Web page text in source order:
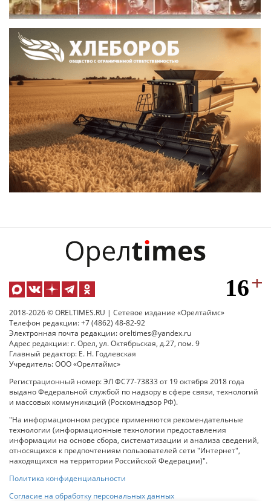
2018-2026 © ORELTIMES.RU | Сетевое издание «Орелтаймс»
Телефон редакции: +7 (4862) 48-82-92
Электронная почта редакции: oreltimes@yandex.ru
Адрес редакции: г. Орел, ул. Октябрьская, д.27, пом. 9
Главный редактор: Е. Н. Годлевская
Учредитель: ООО «Орелтаймс»
Регистрационный номер: ЭЛ ФС77-73833 от 19 октября 2018 года
выдано Федеральной службой по надзору в сфере связи, технологий
и массовых коммуникаций (Роскомнадзор РФ).
"На информационном ресурсе применяются рекомендательные
технологии (информационные технологии предоставления
информации на основе сбора, систематизации и анализа сведений,
относящихся к предпочтениям пользователей сети "Интернет",
находящихся на территории Российской Федерации)".
Политика конфиденциальности
Согласие на обработку персональных данных